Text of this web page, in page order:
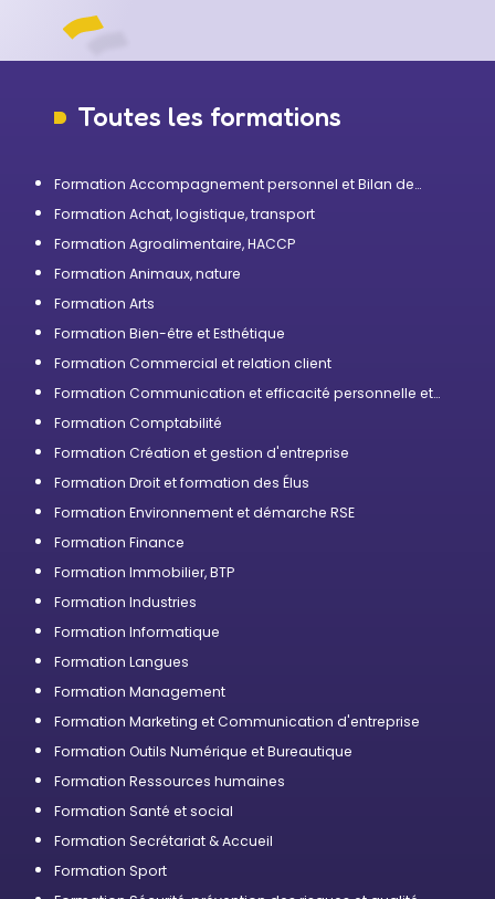
Toutes les formations
Formation Accompagnement personnel et Bilan de
Formation Achat, logistique, transport
Formation Agroalimentaire, HACCP
Formation Animaux, nature
Formation Arts
Formation Bien-être et Esthétique
Formation Commercial et relation client
Formation Communication et efficacité personnelle et
Formation Comptabilité
Formation Création et gestion d'entreprise
Formation Droit et formation des Élus
Formation Environnement et démarche RSE
Formation Finance
Formation Immobilier, BTP
Formation Industries
Formation Informatique
Formation Langues
Formation Management
Formation Marketing et Communication d'entreprise
Formation Outils Numérique et Bureautique
Formation Ressources humaines
Formation Santé et social
Formation Secrétariat & Accueil
Formation Sport